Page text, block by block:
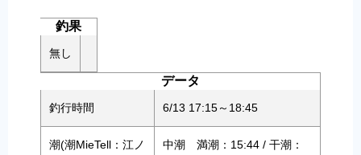
釣果
無し
データ
釣行時間 6/13 17:15～18:45
潮(潮MieTell：江ノ
中潮 満潮：15:44 / 干潮：